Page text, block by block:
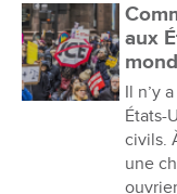
aux
Il n’y
États-
civils.
une